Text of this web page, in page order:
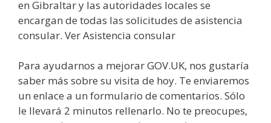
en Gibraltar y las autoridades locales se
encargan de todas las solicitudes de asistencia
consular. Ver Asistencia consular
Para ayudarnos a mejorar GOV.UK, nos gustaría
saber más sobre su visita de hoy. Te enviaremos
un enlace a un formulario de comentarios. Sólo
le llevará 2 minutos rellenarlo. No te preocupes,